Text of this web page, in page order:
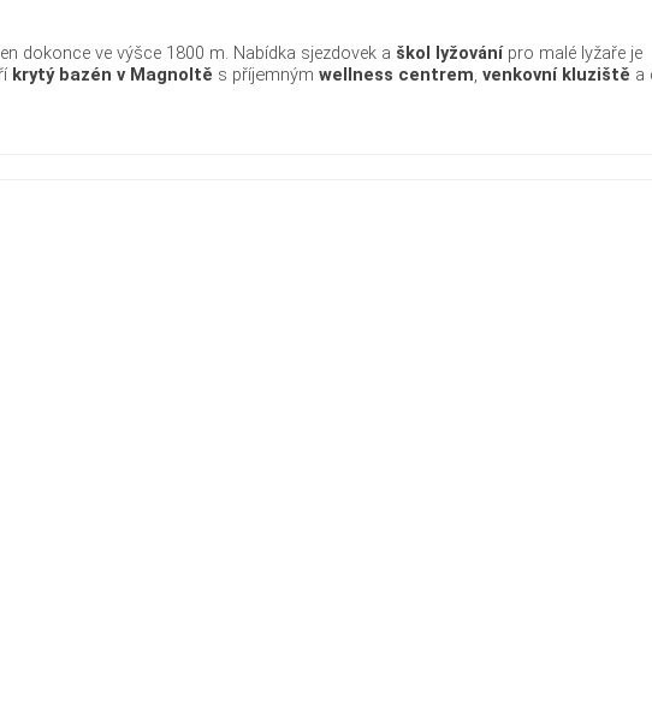
dokonce ve výšce 1800 m. Nabídka sjezdovek a škol lyžovánípro malé lyžaře je
krytý bazén v Magnoltě s příjemným wellness centrem, venkovní kluziště a